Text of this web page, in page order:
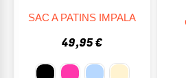
SAC A PATINS IMPALA
49,95 €